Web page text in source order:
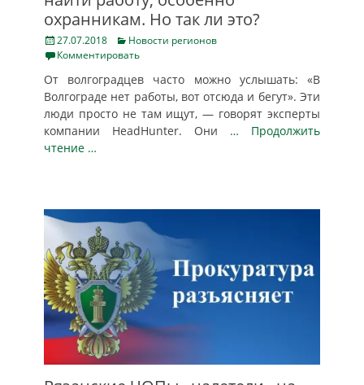
охранникам. Но так ли это?
Posted
on
27.07.2018 Categories
Новости регионов
Комментировать
От волгоградцев часто можно услышать: «В
Волгограде нет работы, вот отсюда и бегут». Эти
люди просто не там ищут, — говорят эксперты
компании HeadHunter. Они … Продолжить
чтение …